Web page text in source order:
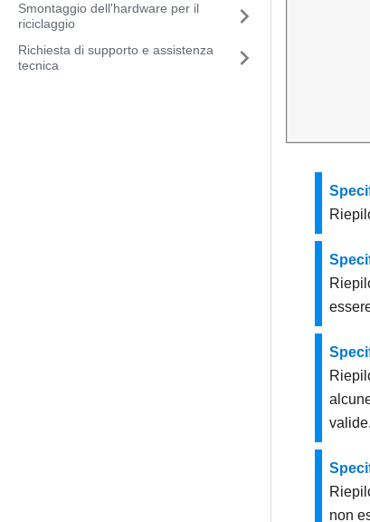
Smontaggio dell'hardware per il
riciclaggio
Richiesta di supporto e assistenza
tecnica
valide.
non